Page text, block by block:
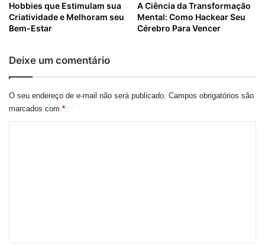
Hobbies que Estimulam sua
Criatividade e Melhoram seu
Bem-Estar
A Ciência da Transformação
Mental: Como Hackear Seu
Cérebro Para Vencer
Deixe um comentário
O seu endereço de e-mail não será publicado. Campos obrigatórios são
marcados com *